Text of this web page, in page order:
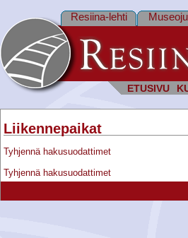
ETUSIVU
Resiina-lehti
Liikennepaikat
Tyhjennä hakusuodattimet
Tyhjennä hakusuodattimet